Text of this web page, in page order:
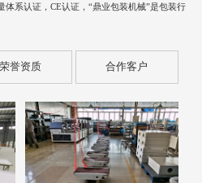
体系认证，CE认证，“鼎业包装机械”是包装行
荣誉资质 合作客户